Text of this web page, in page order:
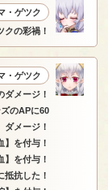
・ゲツク
クの彩禍！
・ゲツク
ダメージ！
のAPに60
ダメージ！
】を付与！
】を付与！
抵抗した！